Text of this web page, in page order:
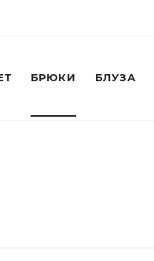
БРЮКИ БЛУЗА